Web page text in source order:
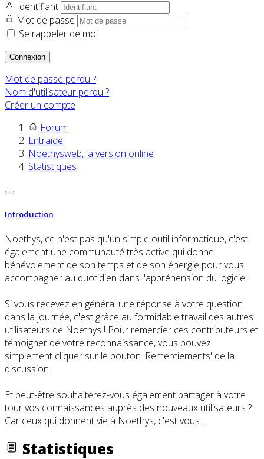
Identifiant
Mot de passe
Se rappeler de moi
Connexion
Mot de passe perdu ?
Nom d'utilisateur perdu ?
Créer un compte
Forum
Entraide
Noethysweb, la version online
Statistiques
Introduction
Noethys, ce n'est pas qu'un simple outil informatique, c'est
également une communauté très active qui donne
bénévolement de son temps et de son énergie pour vous
accompagner au quotidien dans l'appréhension du logiciel.
Si vous recevez en général une réponse à votre question
dans la journée, c'est grâce au formidable travail des autres
utilisateurs de Noethys ! Pour remercier ces contributeurs et
témoigner de votre reconnaissance, vous pouvez
simplement cliquer sur le bouton 'Remerciements' de la
discussion.
Et peut-être souhaiterez-vous également partager à votre
tour vos connaissances auprès des nouveaux utilisateurs ?
Car ceux qui donnent vie à Noethys, c'est vous...
Statistiques